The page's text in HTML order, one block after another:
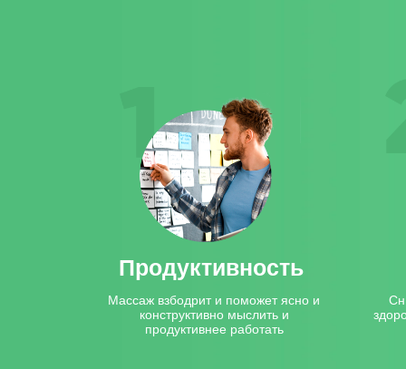
Продуктивность
Массаж взбодрит и поможет ясно и
конструктивно мыслить и
продуктивнее работать